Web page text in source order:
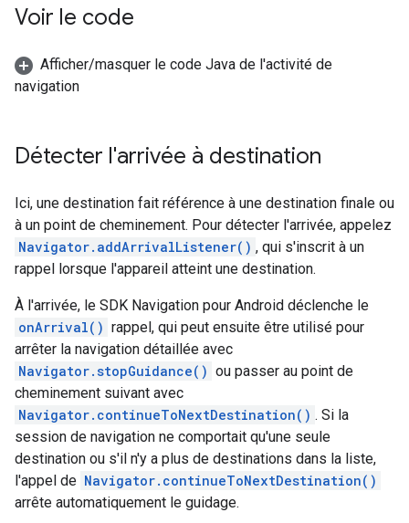
Voir le code
Afficher/masquer le code Java de l'activité de
navigation
Détecter l'arrivée à destination
Ici, une destination fait référence à une destination finale ou
à un point de cheminement. Pour détecter l'arrivée, appelez
Navigator.addArrivalListener() , qui s'inscrit à un
rappel lorsque l'appareil atteint une destination.
À l'arrivée, le SDK Navigation pour Android déclenche le
onArrival() rappel, qui peut ensuite être utilisé pour
arrêter la navigation détaillée avec
Navigator.stopGuidance() ou passer au point de
cheminement suivant avec
Navigator.continueToNextDestination() . Si la
session de navigation ne comportait qu'une seule
destination ou s'il n'y a plus de destinations dans la liste,
l'appel de Navigator.continueToNextDestination()
arrête automatiquement le guidage.